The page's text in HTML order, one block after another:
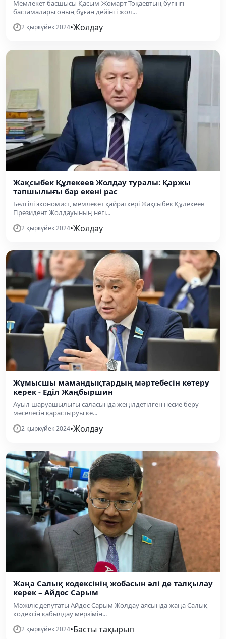
Мемлекет басшысы Қасым-Жомарт Тоқаевтың бүгінгі
бастамалары оның бұған дейінгі жол...
2 қыркүйек 2024•Жолдау
Жақсыбек Құлекеев Жолдау туралы: Қаржы
тапшылығы бар екені рас
Белгілі экономист, мемлекет қайраткері Жақсыбек Құлекеев
Президент Жолдауының негі...
2 қыркүйек 2024•Жолдау
Жұмысшы мамандықтардың мәртебесін көтеру
керек - Еділ Жаңбыршин
Ауыл шаруашылығы саласында жеңілдетілген несие беру
мәселесін қарастыруы ке...
2 қыркүйек 2024•Жолдау
Жаңа Салық кодексінің жобасын әлі де талқылау
керек – Айдос Сарым
Мәжіліс депутаты Айдос Сарым Жолдау аясында жаңа Салық
кодексін қабылдау мерзімін...
2 қыркүйек 2024•Басты тақырып